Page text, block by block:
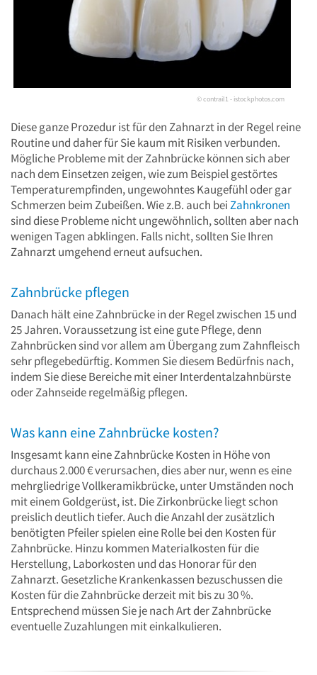
© contrail1 - istockphotos.com
Diese ganze Prozedur ist für den Zahnarzt in der Regel reine
Routine und daher für Sie kaum mit Risiken verbunden.
Mögliche Probleme mit der Zahnbrücke können sich aber
nach dem Einsetzen zeigen, wie zum Beispiel gestörtes
Temperaturempfinden, ungewohntes Kaugefühl oder gar
Schmerzen beim Zubeißen. Wie z.B. auch beiZahnkronen
sind diese Probleme nicht ungewöhnlich, sollten aber nach
wenigen Tagen abklingen. Falls nicht, sollten Sie Ihren
Zahnarzt umgehend erneut aufsuchen.
Zahnbrücke pflegen
Danach hält eine Zahnbrücke in der Regel zwischen 15 und
25 Jahren. Voraussetzung ist eine gute Pflege, denn
Zahnbrücken sind vor allem am Übergang zum Zahnfleisch
sehr pflegebedürftig. Kommen Sie diesem Bedürfnis nach,
indem Sie diese Bereiche mit einer Interdentalzahnbürste
oder Zahnseide regelmäßig pflegen.
Was kann eine Zahnbrücke kosten?
Insgesamt kann eine Zahnbrücke Kosten in Höhe von
durchaus 2.000 € verursachen, dies aber nur, wenn es eine
mehrgliedrige Vollkeramikbrücke, unter Umständen noch
mit einem Goldgerüst, ist. Die Zirkonbrücke liegt schon
preislich deutlich tiefer. Auch die Anzahl der zusätzlich
benötigten Pfeiler spielen eine Rolle bei den Kosten für
Zahnbrücke. Hinzu kommen Materialkosten für die
Herstellung, Laborkosten und das Honorar für den
Zahnarzt. Gesetzliche Krankenkassen bezuschussen die
Kosten für die Zahnbrücke derzeit mit bis zu 30 %.
Entsprechend müssen Sie je nach Art der Zahnbrücke
eventuelle Zuzahlungen mit einkalkulieren.